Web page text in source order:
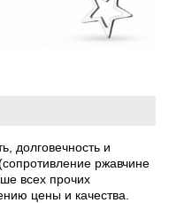
и
ржавчине
всех прочих
цены и качества.